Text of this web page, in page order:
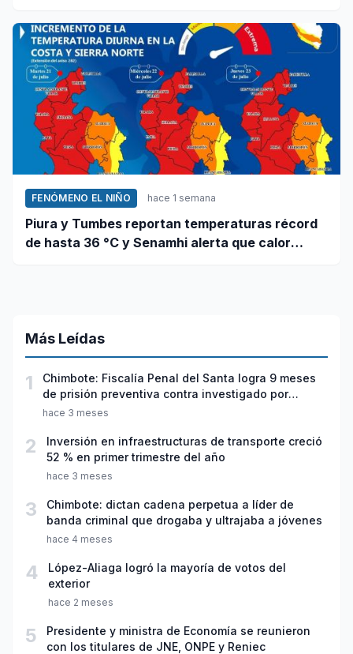
FENÓMENO EL NIÑO hace 1 semana
Piura y Tumbes reportan temperaturas récord
de hasta 36 °C y Senamhi alerta que calor
Más Leídas
1
Chimbote: Fiscalía Penal del Santa logra 9 meses
de prisión preventiva contra investigado por
violación sexual y tentativa de feminicidio
hace 3 meses
2
Inversión en infraestructuras de transporte creció
52 % en primer trimestre del año
hace 3 meses
3
Chimbote: dictan cadena perpetua a líder de
banda criminal que drogaba y ultrajaba a jóvenes
hace 4 meses
4
López-Aliaga logró la mayoría de votos del
exterior
hace 2 meses
5
Presidente y ministra de Economía se reunieron
con los titulares de JNE, ONPE y Reniec